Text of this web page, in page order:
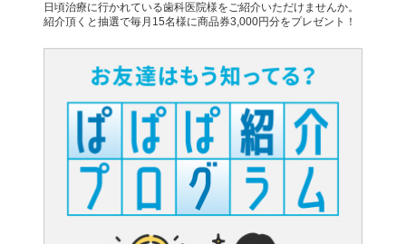
日頃治療に行かれている歯科医院様をご紹介いただけませんか。
紹介頂くと抽選で毎月15名様に商品券3,000円分をプレゼント！